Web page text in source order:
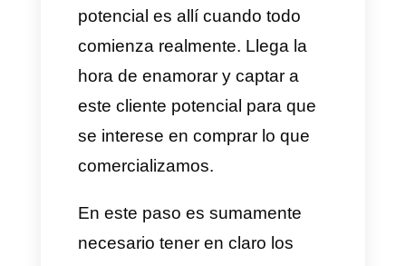
Existen muchos tips que
podemos dar para mejorar tus
ventas Saas, hay muchas
estrategias y modelos de
negocios distintos que las
empresas pueden aplicar para
adquirir nuevos y mejores